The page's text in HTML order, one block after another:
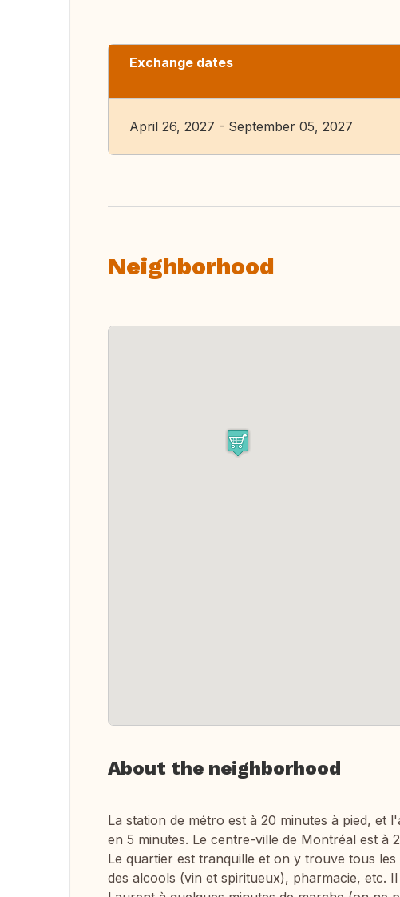
Exchange dates
April 26, 2027 - September 05, 2027
Neighborhood
About the neighborhood
La station de métro est à 20 minutes à pied, et
en 5 minutes. Le centre-ville de Montréal est à
Le quartier est tranquille et on y trouve tous
des alcools (vin et spiritueux), pharmacie, etc.